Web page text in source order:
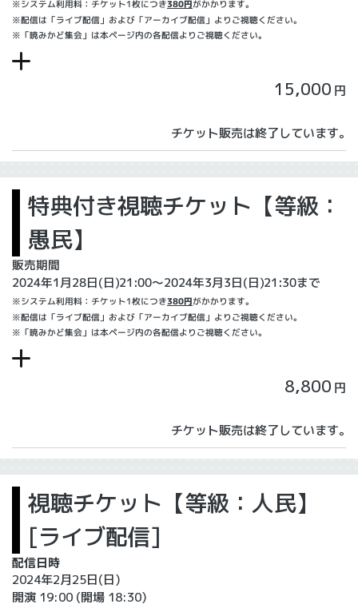
※システム利用料：チケット1枚につき380円がかかります。
※配信は「ライブ配信」および「アーカイブ配信」よりご視聴ください。
※「暁みかど集会」は本ページ内の各配信よりご視聴ください。
15,000 円
チケット販売は終了しています。
特典付き視聴チケット【等級：
愚民】
販売期間
2024年1月28日(日)21:00〜2024年3月3日(日)21:30まで
※システム利用料：チケット1枚につき380円がかかります。
※配信は「ライブ配信」および「アーカイブ配信」よりご視聴ください。
※「暁みかど集会」は本ページ内の各配信よりご視聴ください。
8,800 円
チケット販売は終了しています。
視聴チケット【等級：人民】
[ライブ配信]
配信日時
2024年2月25日(日)
開演 19:00 (開場 18:30)